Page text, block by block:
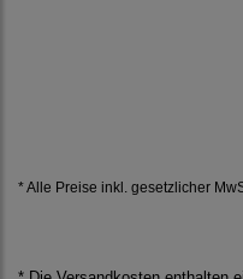
* Alle Preise inkl. gesetzlicher